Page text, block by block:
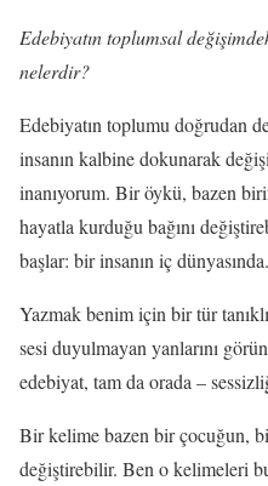
Edebiyatın toplumsal
nelerdir?
Edebiyatın toplumu doğrudan
insanın kalbine dokunarak
inanıyorum. Bir öykü, bazen
hayatla kurduğu bağını
başlar: bir insanın iç dünyasında.
Yazmak benim için bir tür
sesi duyulmayan yanlarını
edebiyat, tam da orada –
Bir kelime bazen bir çocuğun,
değiştirebilir. Ben o kelimeleri